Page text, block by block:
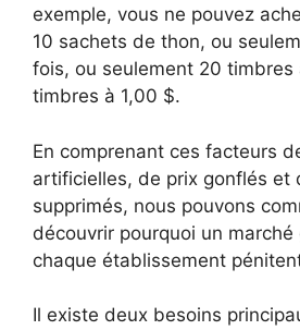
exemple, vous ne pouvez
10 sachets de thon, ou
fois, ou seulement 20 timbres
timbres à 1,00 $.
En comprenant ces facteurs
artificielles, de prix gonflés et
supprimés, nous pouvons
découvrir pourquoi un
chaque établissement
Il existe deux besoins